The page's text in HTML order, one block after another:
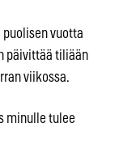
vuotta
päivittää tiliään
viikossa.
minulle tulee